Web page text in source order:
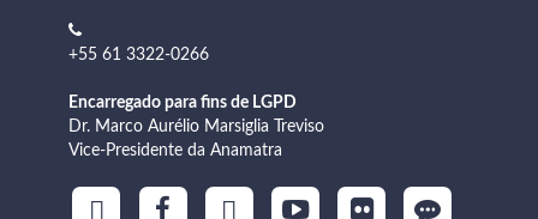
+55 61 3322-0266
Encarregado para fins de LGPD
Dr. Marco Aurélio Marsiglia Treviso
Vice-Presidente da Anamatra